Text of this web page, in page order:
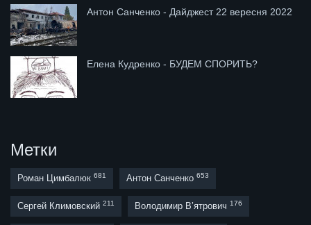
Антон Санченко - Дайджест 22 вересня 2022
Елена Кудренко - БУДЕМ СПОРИТЬ?
Метки
Роман Цимбалюк 681 Антон Санченко 653
Сергей Климовский 211 Володимир В’ятрович 176